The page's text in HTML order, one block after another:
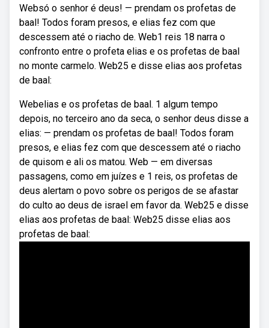
Websó o senhor é deus! — prendam os profetas de
baal! Todos foram presos, e elias fez com que
descessem até o riacho de. Web1 reis 18 narra o
confronto entre o profeta elias e os profetas de baal
no monte carmelo. Web25 e disse elias aos profetas
de baal:
Webelias e os profetas de baal. 1 algum tempo
depois, no terceiro ano da seca, o senhor deus disse a
elias: — prendam os profetas de baal! Todos foram
presos, e elias fez com que descessem até o riacho
de quisom e ali os matou. Web — em diversas
passagens, como em juízes e 1 reis, os profetas de
deus alertam o povo sobre os perigos de se afastar
do culto ao deus de israel em favor da. Web25 e disse
elias aos profetas de baal: Web25 disse elias aos
profetas de baal: